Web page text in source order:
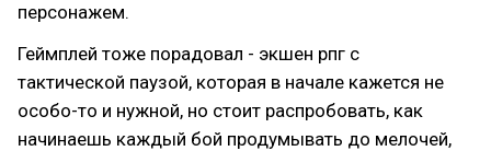
персонажем.
Геймплей тоже порадовал - экшен рпг с
тактической паузой, которая в начале кажется не
особо-то и нужной, но стоит распробовать, как
начинаешь каждый бой продумывать до мелочей,